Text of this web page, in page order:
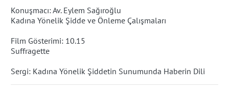
Konuşmacı:Av. Eylem Sağıroğlu
Kadına Yönelik Şidde ve Önleme Çalışmaları
Film Gösterimi: 10.15
Suffragette
Sergi: Kadına Yönelik Şiddetin Sunumunda Haberin Dili